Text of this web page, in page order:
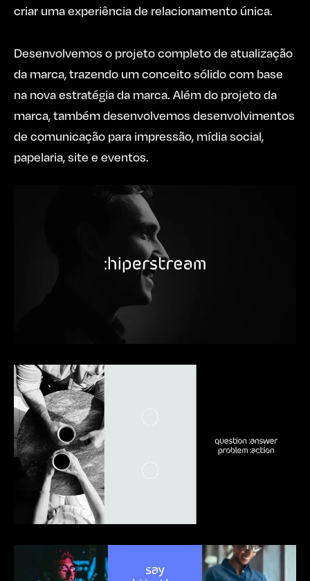
criar uma experiência de relacionamento única.
Desenvolvemos o projeto completo de atualização
da marca, trazendo um conceito sólido com base
na nova estratégia da marca. Além do projeto da
marca, também desenvolvemos desenvolvimentos
de comunicação para impressão, mídia social,
papelaria, site e eventos.